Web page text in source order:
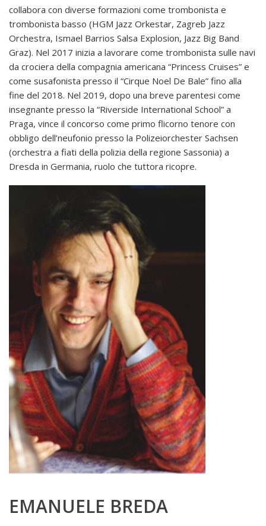
collabora con diverse formazioni come trombonista e
trombonista basso (HGM Jazz Orkestar, Zagreb Jazz
Orchestra, Ismael Barrios Salsa Explosion, Jazz Big Band
Graz). Nel 2017 inizia a lavorare come trombonista sulle navi
da crociera della compagnia americana “Princess Cruises” e
come susafonista presso il “Cirque Noel De Bale” fino alla
fine del 2018. Nel 2019, dopo una breve parentesi come
insegnante presso la “Riverside International School” a
Praga, vince il concorso come primo flicorno tenore con
obbligo dell’neufonio presso la Polizeiorchester Sachsen
(orchestra a fiati della polizia della regione Sassonia) a
Dresda in Germania, ruolo che tuttora ricopre.
EMANUELE BREDA